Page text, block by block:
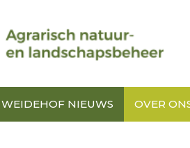
WEIDEHOF NIEUWS OVER